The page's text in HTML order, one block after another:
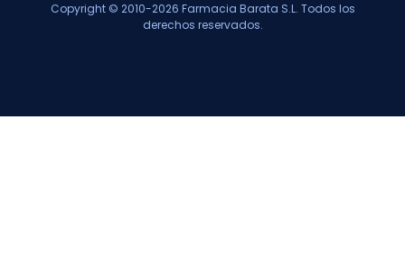
Copyright © 2010-2026 Farmacia Barata S.L. Todos los
derechos reservados.